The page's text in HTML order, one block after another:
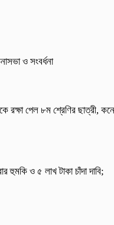
ও সংবর্ধনা
রক্ষা পেল ৮ম শ্রেণির ছাত্রী,
হুমকি ও ৫ লাখ টাকা চাঁদা দাবি;